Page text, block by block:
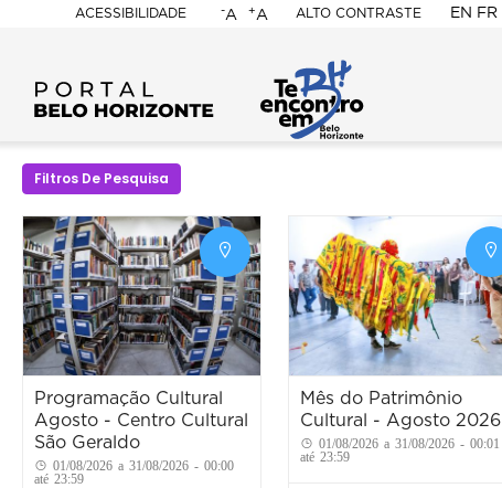
ACESSIBILIDADE
BELO
HORIZONTE
-A +A ALTO CONTRASTE EN FR
Filtros De Pesquisa
Programação Cultural
Agosto - Centro Cultural
São Geraldo
01/08/2026 a 31/08/2026 - 00:00
até 23:59
Mês do Patrimônio
Cultural - Agosto 2026
01/08/2026 a 31/08/2026 - 00:01
até 23:59